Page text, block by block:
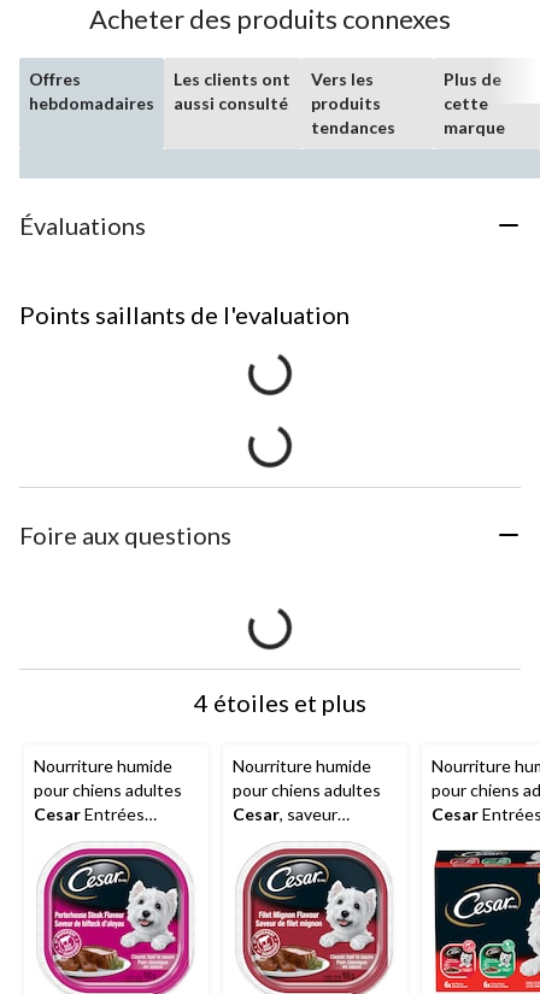
Acheter des produits connexes
Offres
hebdomadaires
Les clients ont
aussi consulté
Vers les
produits
tendances
Plus de
cette
marque
Évaluations
Points saillants de l'evaluation
Foire aux questions
4 étoiles et plus
Nourriture humide
pour chiens adultes
CesarEntrées
Porterhouse, steak,
100 g
Nourriture humide
pour chiens adultes
Cesar, saveur
d'entrée de filet
mignon, 100 g
Nourriture
pour chiens
Cesar
12